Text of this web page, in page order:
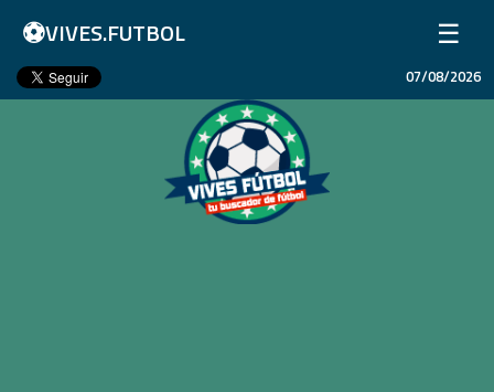
⚽VIVES.FUTBOL ☰
Inicio
07/08/2026